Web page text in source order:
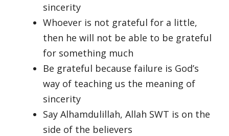
sincerity
Whoever is not grateful for a little,
then he will not be able to be grateful
for something much
Be grateful because failure is God’s
way of teaching us the meaning of
sincerity
Say Alhamdulillah, Allah SWT is on the
side of the believers